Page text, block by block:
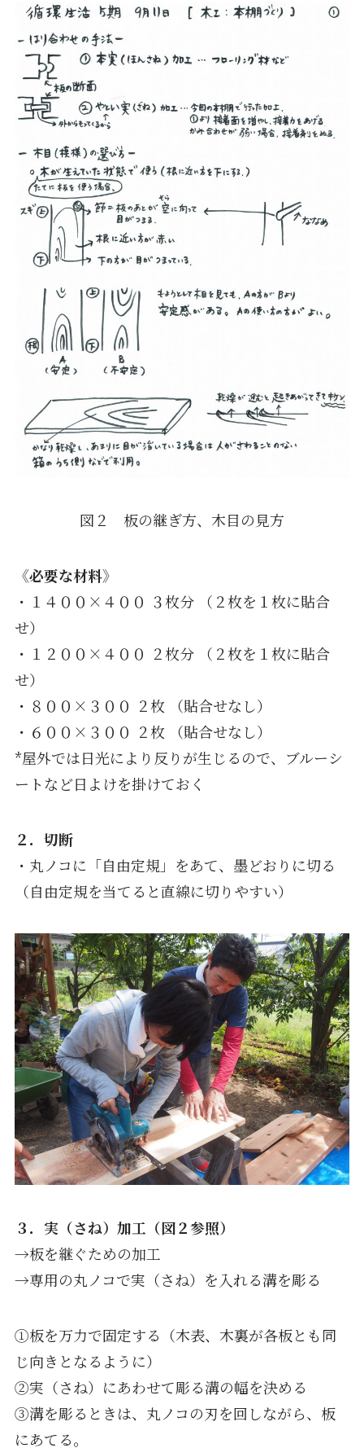
図２ 板の継ぎ方、木目の見方
《必要な材料》
・１４００×４００ ３枚分 （２枚を１枚に貼合
せ）
・１２００×４００ ２枚分 （２枚を１枚に貼合
せ）
・８００×３００ ２枚 （貼合せなし）
・６００×３００ ２枚 （貼合せなし）
*屋外では日光により反りが生じるので、ブルーシ
ートなど日よけを掛けておく
２．切断
・丸ノコに「自由定規」をあて、墨どおりに切る
（自由定規を当てると直線に切りやすい）
３．実（さね）加工（図２参照）
→板を継ぐための加工
→専用の丸ノコで実（さね）を入れる溝を彫る
①板を万力で固定する（木表、木裏が各板とも同
じ向きとなるように）
②実（さね）にあわせて彫る溝の幅を決める
③溝を彫るときは、丸ノコの刃を回しながら、板
にあてる。